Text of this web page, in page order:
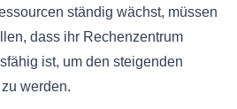
ständig wächst, müssen
dass ihr Rechenzentrum
ist, um den steigenden
werden.